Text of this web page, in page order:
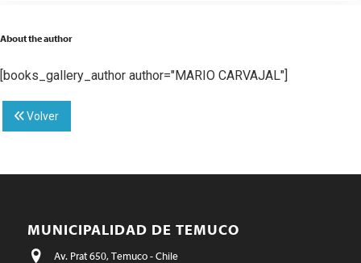
About the author
[books_gallery_author author="MARIO CARVAJAL"]
Volver
MUNICIPALIDAD DE TEMUCO
Av. Prat 650, Temuco - Chile